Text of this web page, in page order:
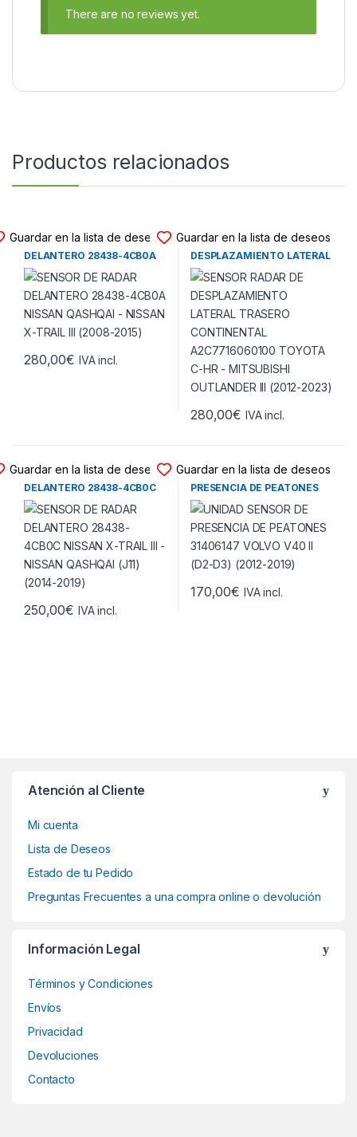
There are no reviews yet.
Productos relacionados
Guardar en la lista de deseos
SENSOR DE RADAR
DELANTERO 28438-4CB0A
NISSAN QASHQAI – NISSAN
X-TRAIL III (2008-2015)
280,00€ IVA incl.
Guardar en la lista de deseos
SENSOR RADAR DE
DESPLAZAMIENTO LATERAL
TRASERO CONTINENTAL
A2C7716060100 TOYOTA C-
HR – MITSUBISHI
OUTLANDER III (2012-2023)
280,00€ IVA incl.
Guardar en la lista de deseos
SENSOR DE RADAR
DELANTERO 28438-4CB0C
NISSAN X-TRAIL III – NISSAN
QASHQAI (J11) (2014-2019)
250,00€ IVA incl.
Guardar en la lista de deseos
UNIDAD SENSOR DE
PRESENCIA DE PEATONES
31406147 VOLVO V40 II (D2-
D3) (2012-2019)
170,00€ IVA incl.
Atención al Cliente
Mi cuenta
Lista de Deseos
Estado de tu Pedido
Preguntas Frecuentes a una compra online o devolución
Información Legal
Términos y Condiciones
Envíos
Privacidad
Devoluciones
Contacto